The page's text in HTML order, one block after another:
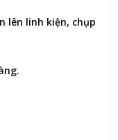
lên linh kiện, chụp